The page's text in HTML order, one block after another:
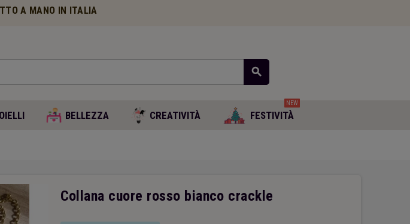
A MANO IN ITALIA
search
BELLEZZA CREATIVITÀ FESTIVITÀ
NEW
Collana cuore rosso bianco crackle